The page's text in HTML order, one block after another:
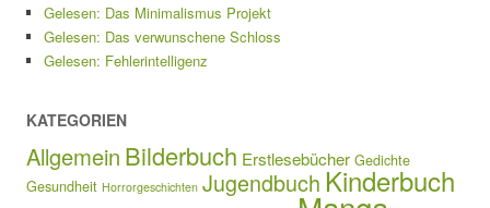
Gelesen: Das Minimalismus Projekt
Gelesen: Das verwunschene Schloss
Gelesen: Fehlerintelligenz
KATEGORIEN
Allgemein Bilderbuch Erstlesebücher Gedichte
Gesundheit Horrorgeschichten Jugendbuch Kinderbuch